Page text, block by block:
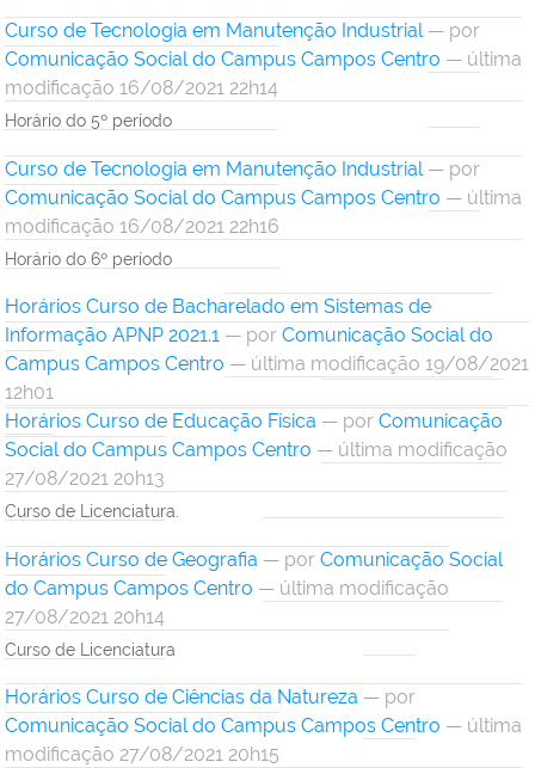
Curso de Tecnologia em Manutenção Industrial — por
Comunicação Social do Campus Campos Centro — última
modificação 16/08/2021 22h14
Horário do 5º período
Curso de Tecnologia em Manutenção Industrial — por
Comunicação Social do Campus Campos Centro — última
modificação 16/08/2021 22h16
Horário do 6º período
Horários Curso de Bacharelado em Sistemas de
Informação APNP 2021.1 — por Comunicação Social do
Campus Campos Centro — última modificação 19/08/2021
12h01
Horários Curso de Educação Física — por Comunicação
Social do Campus Campos Centro — última modificação
27/08/2021 20h13
Curso de Licenciatura.
Horários Curso de Geografia — por Comunicação Social
do Campus Campos Centro — última modificação
27/08/2021 20h14
Curso de Licenciatura
Horários Curso de Ciências da Natureza — por
Comunicação Social do Campus Campos Centro — última
modificação 27/08/2021 20h15